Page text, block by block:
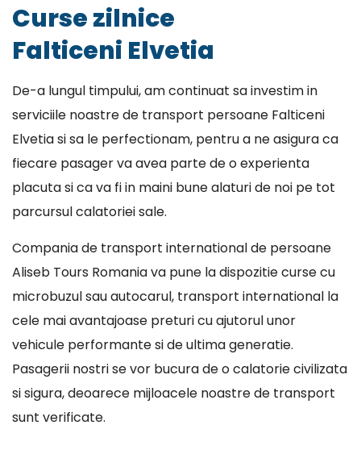
Curse zilnice
Falticeni Elvetia
De-a lungul timpului, am continuat sa investim in
serviciile noastre de transport persoane Falticeni
Elvetia si sa le perfectionam, pentru a ne asigura ca
fiecare pasager va avea parte de o experienta
placuta si ca va fi in maini bune alaturi de noi pe tot
parcursul calatoriei sale.
Compania de transport international de persoane
Aliseb Tours Romania va pune la dispozitie curse cu
microbuzul sau autocarul, transport international la
cele mai avantajoase preturi cu ajutorul unor
vehicule performante si de ultima generatie.
Pasagerii nostri se vor bucura de o calatorie civilizata
si sigura, deoarece mijloacele noastre de transport
sunt verificate.